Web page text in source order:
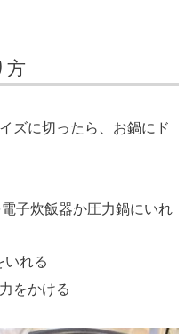
方
ズに切ったら、お鍋にド
子炊飯器か圧力鍋にいれ
いれる
をかける